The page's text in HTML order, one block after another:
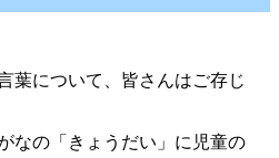
葉について、皆さんはご存じ
なの「きょうだい」に児童の